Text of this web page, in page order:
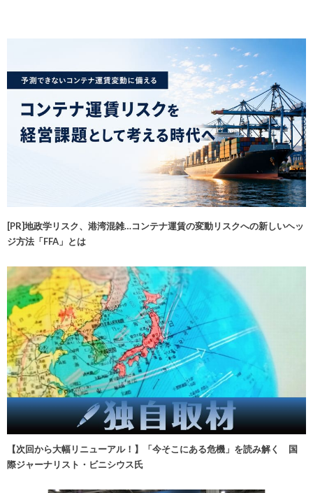
[PR]地政学リスク、港湾混雑…コンテナ運賃の変動リスクへの新しいヘッ
ジ方法「FFA」とは
【次回から大幅リニューアル！】「今そこにある危機」を読み解く 国
際ジャーナリスト・ビニシウス氏